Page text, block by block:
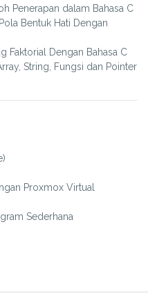
Penerapan dalam Bahasa C
Bentuk Hati Dengan
Faktorial Dengan Bahasa C
String, Fungsi dan Pointer
Proxmox Virtual
Sederhana